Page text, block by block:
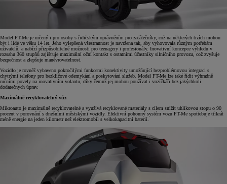
Model FT-Me je určený i pro osoby s řidičským oprávněním pro začátečníky, což na některých trzích mohou
být i lidé ve věku 14 let. Jeho vylepšená všestrannost je navržena tak, aby vyhovovala různým potřebám
uživatelů, a nabízí přizpůsobitelné možnosti pro teenagery i profesionály. Inovativní koncepce výhledu v
rozsahu 360 stupňů zajišťuje maximální oční kontakt s ostatními účastníky silničního provozu, což zvyšuje
bezpečnost a zlepšuje manévrovatelnost.
Vozidlo je rovněž vybaveno pokročilými funkcemi konektivity umožňující bezproblémovou integraci s
chytrými telefony pro bezklíčové odemykání a poskytování služeb. Model FT-Me lze také řídit výhradně
ručními povely na inovativním volantu, díky čemuž jej mohou používat i vozíčkáři bez jakýchkoli
dodatečných úprav.
Maximálně recyklovatelný vůz
Mikroauto je maximálně recyklovatelné a využívá recyklované materiály s cílem snížit uhlíkovou stopu o 90
procent v porovnání s dnešními městskými vozidly. Efektivní pohonný systém vozu FT-Me spotřebuje třikrát
méně energie na jeden kilometr než elektromobil s velkokapacitní baterií.